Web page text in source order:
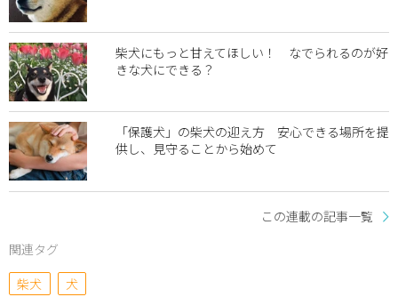
柴犬にもっと甘えてほしい！ なでられるのが好
きな犬にできる？
「保護犬」の柴犬の迎え方 安心できる場所を提
供し、見守ることから始めて
この連載の記事一覧
関連タグ
柴犬
犬